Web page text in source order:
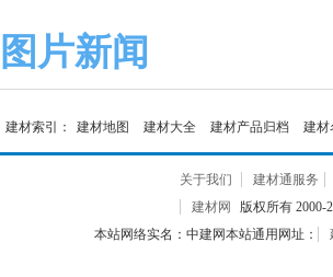
图片新闻
建材索引： 建材地图 建材大全 建材产品归档 建材
关于我们 建材通服务
建材网
版权所有 2000-
本站网络实名：中建网本站通用网址：